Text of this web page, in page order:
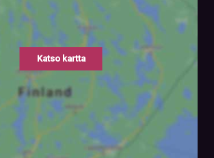
Katso kartta